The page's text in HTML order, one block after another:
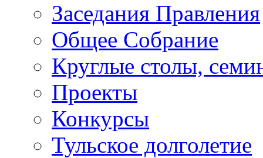
Заседания Правления
Общее Собрание
Круглые столы,
Проекты
Конкурсы
Тульское долголетие